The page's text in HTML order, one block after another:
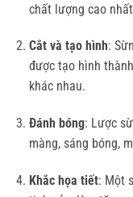
chất lượng cao
Cắt và tạo hình:
được tạo hình
khác nhau.
Đánh bóng: Lược
màng, sáng bóng,
Khắc họa tiết: Một